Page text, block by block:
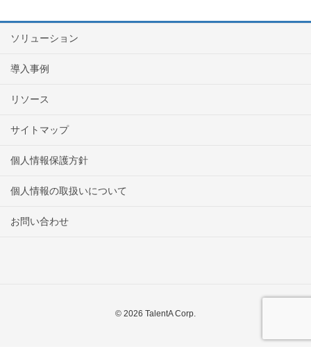
ソリューション
導入事例
リソース
サイトマップ
個人情報保護方針
個人情報の取扱いについて
お問い合わせ
© 2026 TalentA Corp.